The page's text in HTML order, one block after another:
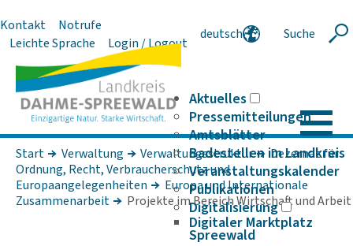
Kontakt
Notrufe
Leichte Sprache
Login / Logout
deutsch
Suche
Aktuelles
Pressemitteilungen
Amtsblätter
Badestellen im Landkreis
Veranstaltungskalender
Publikationen
Digitalisierung
Digitaler Marktplatz
Spreewald
Start Verwaltung Verwaltungsstruktur
Dezernat für
Ordnung, Recht, Verbraucherschutz und
Europaangelegenheiten
Europa und Internationale
Zusammenarbeit
Projekte im Bereich Wirtschaft und Arbeit